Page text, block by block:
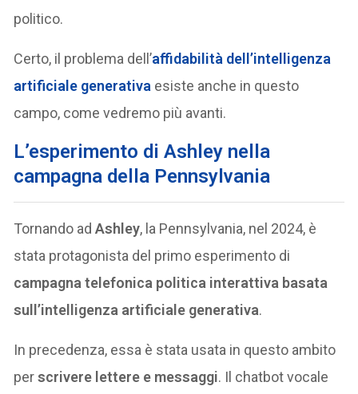
politico.
Certo, il problema dell’affidabilità dell’intelligenza
artificiale generativa esiste anche in questo
campo, come vedremo più avanti.
L’esperimento di Ashley nella
campagna della Pennsylvania
Tornando adAshley, la Pennsylvania, nel 2024, è
stata protagonista del primo esperimento di
campagna telefonica politica interattiva basata
sull’intelligenza artificiale generativa.
In precedenza, essa è stata usata in questo ambito
perscrivere lettere e messaggi. Il chatbot vocale